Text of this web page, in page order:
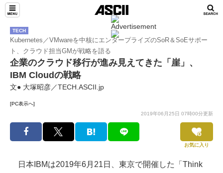
TECH
Kubernetes／VMwareを中核にエンタープライズのSoR＆SoEサポー
ト、クラウド担当GMが戦略を語る
企業のクラウド移行が進み見えてきた「崖」、
IBM Cloudの戦略
文● 大塚昭彦／TECH.ASCII.jp
[PC表示へ]
2019年06月25日 07時00分更新
お気に入り
日本IBMは2019年6月21日、東京で開催した「Think